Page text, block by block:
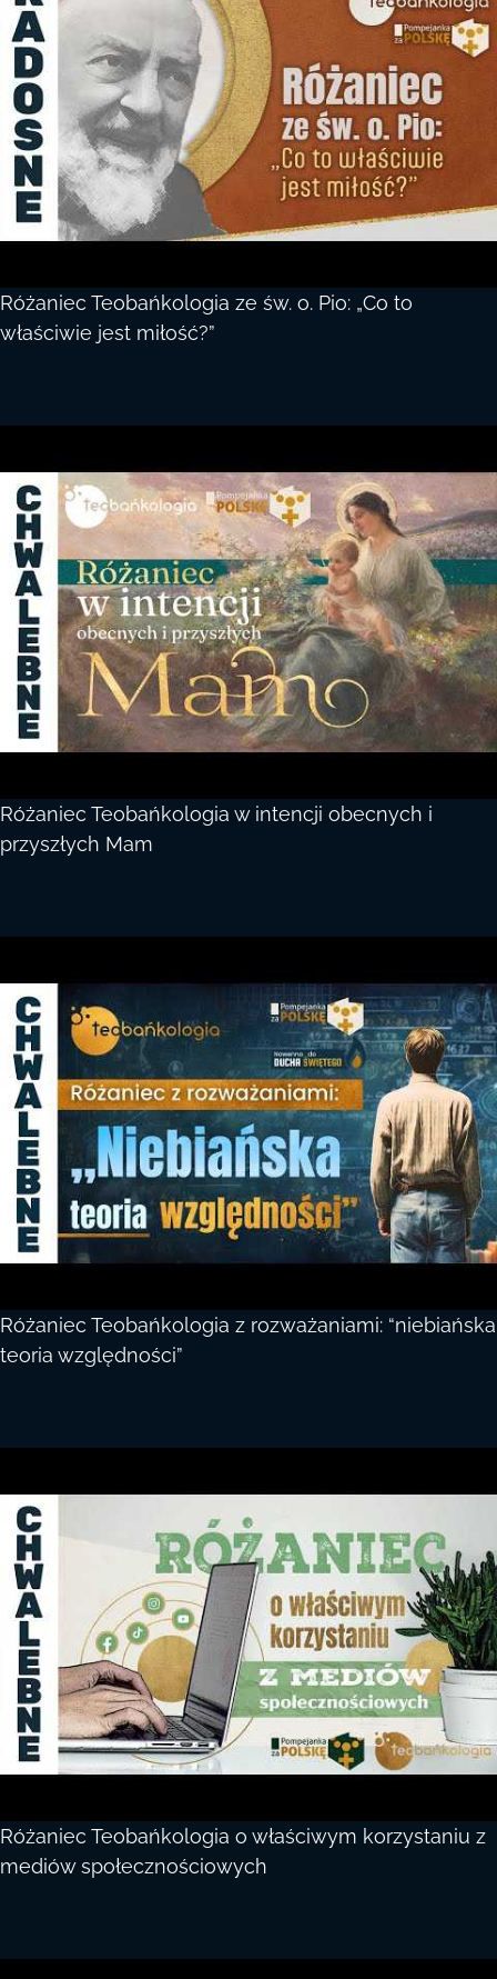
Różaniec Teobańkologia ze św. o. Pio: „Co to
właściwie jest miłość?”
Różaniec Teobańkologia w intencji obecnych i
przyszłych Mam
Różaniec Teobańkologia z rozważaniami: “niebiańska
teoria względności”
Różaniec Teobańkologia o właściwym korzystaniu z
mediów społecznościowych